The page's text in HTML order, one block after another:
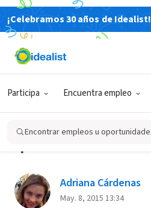
¡Celebramos 30 años de Idealist!
Participa Encuentra empleo
Encontrar empleos u
Back
“Hazte
que recibes
que das”
Adriana Cárdenas
May. 8, 2015 13:34